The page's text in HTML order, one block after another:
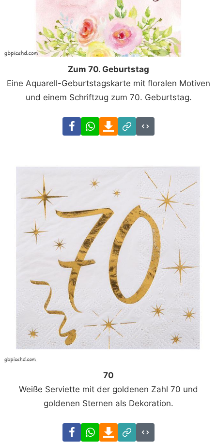
Zum 70. Geburtstag
Eine Aquarell-Geburtstagskarte mit floralen Motiven
und einem Schriftzug zum 70. Geburtstag.
FacebookWhatsAppDownload
Link
Code
70
Weiße Serviette mit der goldenen Zahl 70 und
goldenen Sternen als Dekoration.
FacebookWhatsAppDownload
Link
Code